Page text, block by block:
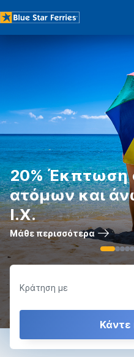
20% Έκπτωση
ατόμων και
Ι.Χ.
Μάθε περισσότερα
Κράτηση με
Κάντε